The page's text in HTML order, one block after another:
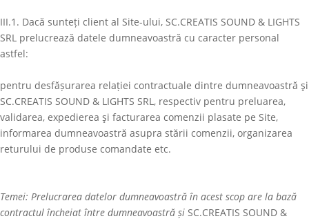
III.1. Dacă sunteți client al Site-ului, SC.CREATIS SOUND & LIGHTS
SRL prelucrează datele dumneavoastră cu caracter personal
astfel:
pentru desfășurarea relației contractuale dintre dumneavoastră şi
SC.CREATIS SOUND & LIGHTS SRL, respectiv pentru preluarea,
validarea, expedierea şi facturarea comenzii plasate pe Site,
informarea dumneavoastră asupra stării comenzii, organizarea
returului de produse comandate etc.
Temei: Prelucrarea datelor dumneavoastră în acest scop are la bază
contractul încheiat între dumneavoastră și SC.CREATIS SOUND &